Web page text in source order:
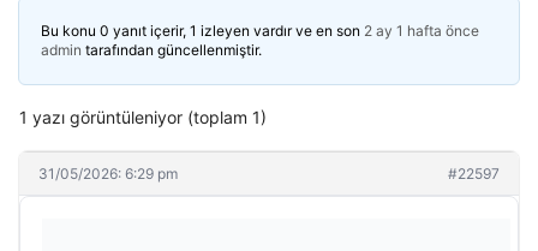
Bu konu 0 yanıt içerir, 1 izleyen vardır ve en son 2 ay 1 hafta önce
admin tarafından güncellenmiştir.
1 yazı görüntüleniyor (toplam 1)
31/05/2026: 6:29 pm #22597